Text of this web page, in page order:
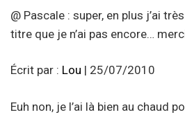
@ Pascale : super, en plus j’ai
titre que je n’ai pas encore…
Écrit par : Lou | 25/07/2010
Euh non, je l’ai là bien au chaud